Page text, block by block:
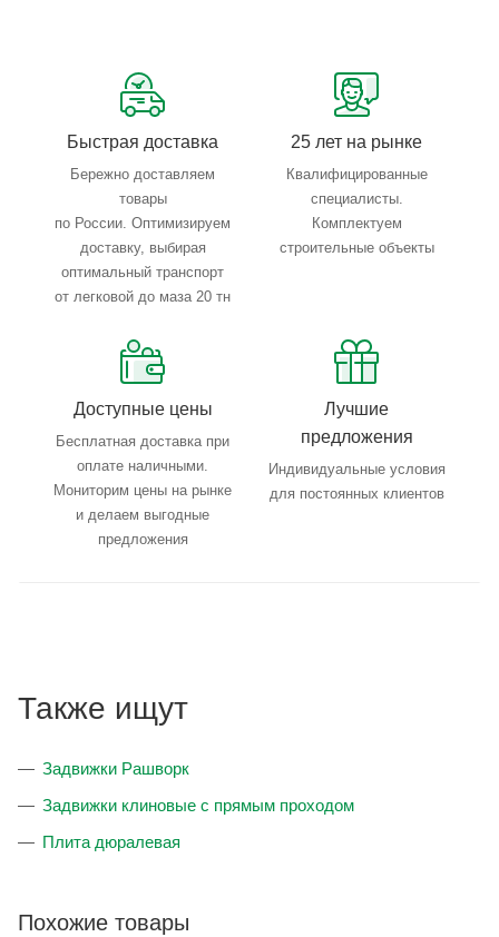
Тройной весовой контроль: въезд, погрузка, выезд
Быстрая доставка
Бережно доставляем
товары
по России. Оптимизируем
доставку, выбирая
оптимальный транспорт
от легковой до маза 20 тн
25 лет на рынке
Квалифицированные
специалисты.
Комплектуем
строительные объекты
Доступные цены
Бесплатная доставка при
оплате наличными.
Мониторим цены на рынке
и делаем выгодные
предложения
Лучшие
предложения
Индивидуальные условия
для постоянных клиентов
Также ищут
Задвижки Рашворк
Задвижки клиновые с прямым проходом
Плита дюралевая
Похожие товары